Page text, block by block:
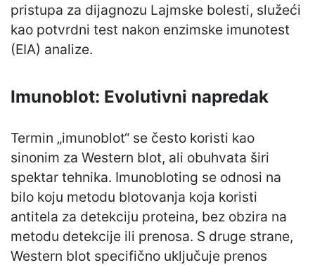
pristupa za dijagnozu Lajmske bolesti, služeći
kao potvrdni test nakon enzimske imunotest
(EIA) analize.
Imunoblot: Evolutivni napredak
Termin „imunoblot“ se često koristi kao
sinonim za Western blot, ali obuhvata širi
spektar tehnika. Imunobloting se odnosi na
bilo koju metodu blotovanja koja koristi
antitela za detekciju proteina, bez obzira na
metodu detekcije ili prenosa. S druge strane,
Western blot specifično uključuje prenos